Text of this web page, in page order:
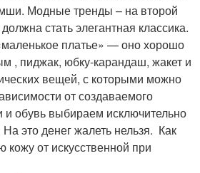
Модные тренды – на второй
стать элегантная классика.
платье» — оно хорошо
, пиджак, юбку-карандаш, жакет и
вещей, с которыми можно
от создаваемого
обувь выбираем исключительно
это денег жалеть нельзя. Как
кожу от искусственной при